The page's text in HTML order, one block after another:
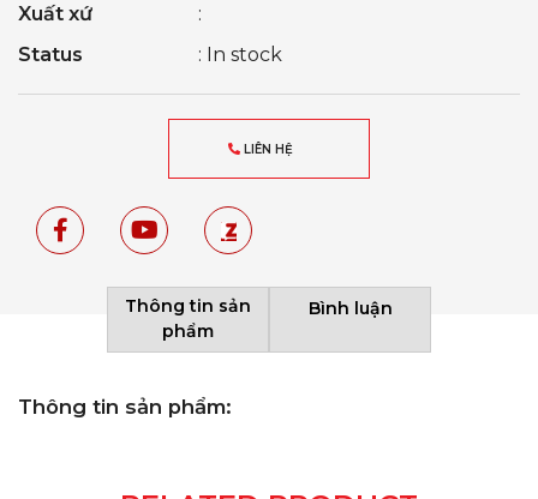
Xuất xứ
:
Status
: In stock
LIÊN HỆ
Thông tin sản
phẩm
Bình luận
Thông tin sản phẩm: